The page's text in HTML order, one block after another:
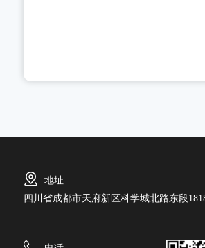
地址
四川省成都市天府新区科学城北路东段